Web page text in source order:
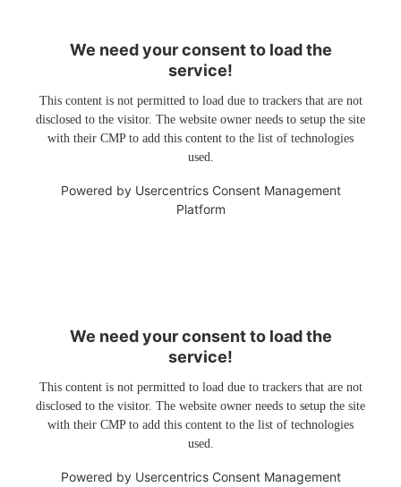
We need your consent to load the
service!
This content is not permitted to load due to trackers that are not
disclosed to the visitor. The website owner needs to setup the site
with their CMP to add this content to the list of technologies
used.
Powered by Usercentrics Consent Management
Platform
We need your consent to load the
service!
This content is not permitted to load due to trackers that are not
disclosed to the visitor. The website owner needs to setup the site
with their CMP to add this content to the list of technologies
used.
Powered by Usercentrics Consent Management